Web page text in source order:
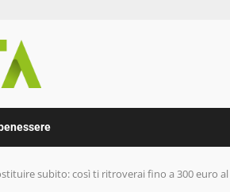
subito: così ti ritroverai fino a 300 euro